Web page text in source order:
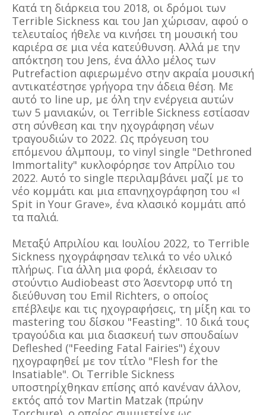
Κατά τη διάρκεια του 2018, οι δρόμοι των
Terrible Sickness και του Jan χώρισαν, αφού ο
τελευταίος ήθελε να κινήσει τη μουσική του
καριέρα σε μια νέα κατεύθυνση. Αλλά με την
απόκτηση του Jens, ένα άλλο μέλος των
Putrefaction αφιερωμένο στην ακραία μουσική
αντικατέστησε γρήγορα την άδεια θέση. Με
αυτό το line up, με όλη την ενέργεια αυτών
των 5 μανιακών, οι Terrible Sickness εστίασαν
στη σύνθεση και την ηχογράφηση νέων
τραγουδιών το 2022. Ως πρόγευση του
επόμενου άλμπουμ, το vinyl single "Dethroned
Immortality" κυκλοφόρησε τον Απρίλιο του
2022. Αυτό το single περιλαμβάνει μαζί με το
νέο κομμάτι και μια επανηχογράφηση του «I
Spit in Your Grave», ένα κλασικό κομμάτι από
τα παλιά.
Μεταξύ Απριλίου και Ιουλίου 2022, το Terrible
Sickness ηχογράφησαν τελικά το νέο υλικό
πλήρως. Για άλλη μια φορά, έκλεισαν το
στούντιο Audiobeast στο Άσεντορφ υπό τη
διεύθυνση του Emil Richters, ο οποίος
επέβλεψε και τις ηχογραφήσεις, τη μίξη και το
mastering του δίσκου "Feasting". 10 δικά τους
τραγούδια και μια διασκευή των σπουδαίων
Defleshed ("Feeding Fatal Fairies") έχουν
ηχογραφηθεί με τον τίτλο "Flesh for the
Insatiable". Οι Terrible Sickness
υποστηρίχθηκαν επίσης από κανέναν άλλον,
εκτός από τον Martin Matzak (πρώην